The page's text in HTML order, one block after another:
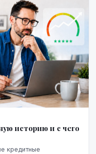
историю и с чего
кредитные